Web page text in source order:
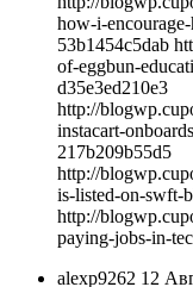
how-i-
53b1454c5dab
of-eggbun-
d35e3ed210e3
http://
instacart-
217b209b55d5
http://
is-listed-on-swft-
http://
paying-jobs-in-
alexp9262 12